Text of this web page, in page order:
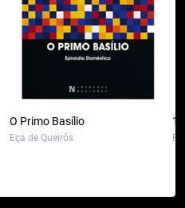
O Primo Basílio
Eça de Queirós